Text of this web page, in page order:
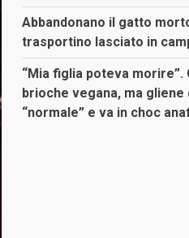
Abbandonano il gatto
trasportino lasciato in
“Mia figlia poteva morire”.
brioche vegana, ma gliene
“normale” e va in choc